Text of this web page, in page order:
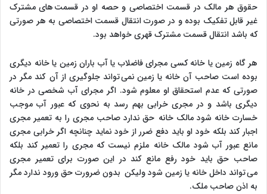
حقوق هر مالک در قسمت اختصاصی و حصه او در قسمت های مشترک
غیر قابل تفکیک بوده و در صورت انتقال قسمت اختصاصی به هر صورتی
که باشد انتقال قسمت مشترک قهری خواهد بود.
هر گاه زمین یا خانه کسی مجرای فاضلاب یا آب باران زمین یا خانه دیگری
بوده است صاحب آن خانه یا زمین نمی تواند جلوگیری از آن کند مگر در
صورتی که عدم استحقاق او معلوم شود. اگر مجرای آب شخصی در خانه
دیگری باشد و در مجری خرابی بهم رسد به نحوی که عبور آب موجب
خسارت خانه شود مالک خانه حق ندارد صاحب مجری را به تعمیر مجری
اجبار کند بلکه خود او باید دفع ضرر از خود نماید چنانچه اگر خرابی مجری
مانع عبور آب شود مالک خانه ملزم نیست که مجری را تعمیر کند بلکه
صاحب حق باید خود رفع مانع کند در این صورت برای تعمیر مجری
می تواند داخل خانه یا زمین شود ولیکن بدون ضرورت حق ورود ندارد مگر
به اذن صاحب ملک.